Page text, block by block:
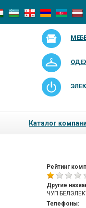
Каталог
Рейтинг
Другие
ЧУП
Телефоны: